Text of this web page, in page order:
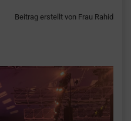
Beitrag erstellt von Frau Rahid